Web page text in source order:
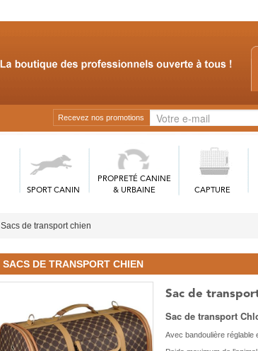
Recevez nos promotions
SPORT CANIN
PROPRETÉ CANINE
& URBAINE
CAPTURE
Sacs de transport chien
SACS DE TRANSPORT CHIEN
Sac de
Sac de transport
Avec bandoulière réglable